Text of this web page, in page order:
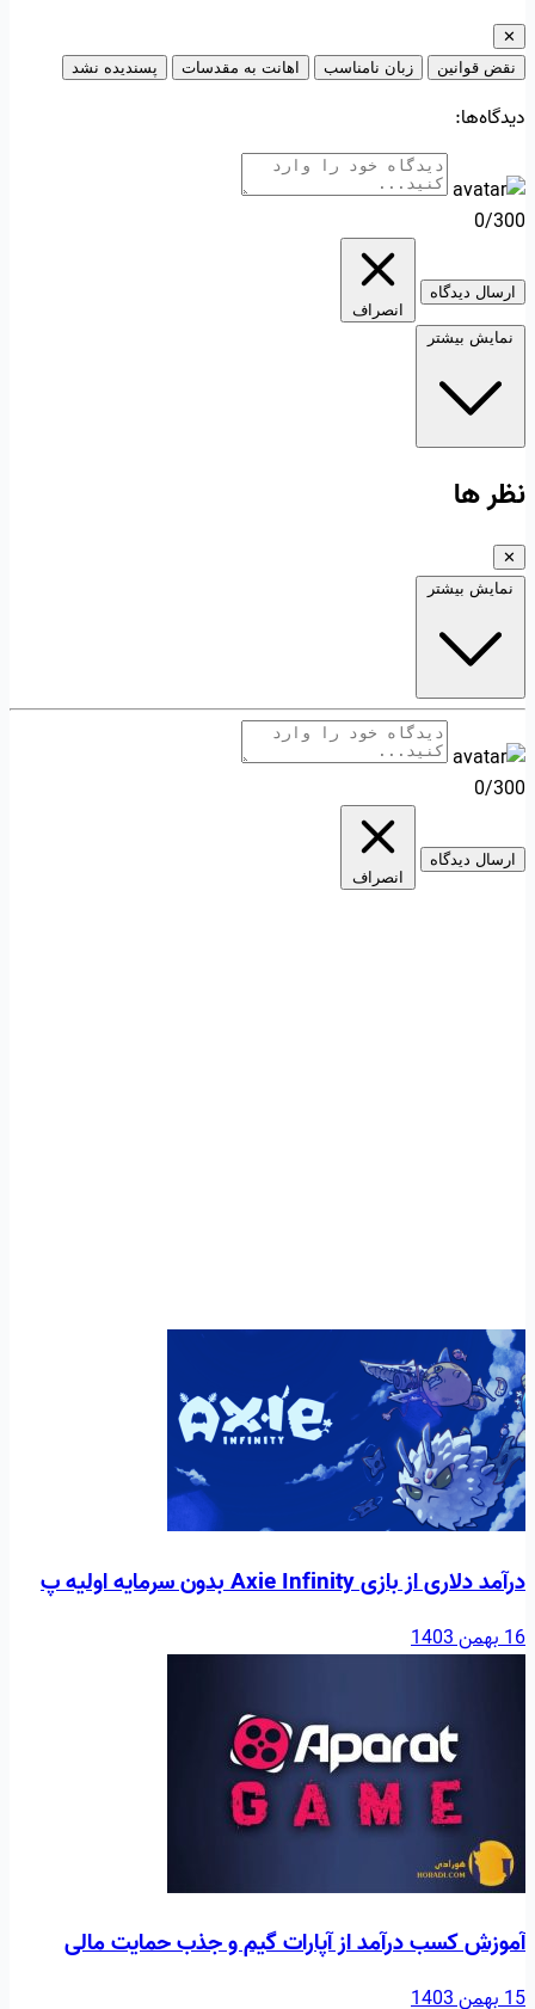
✕
نقض قوانین
زبان نامناسب اهانت به مقدسات پسندیده نشد
دیدگاه‌ها:
0/300
ارسال دیدگاه
انصراف
نمایش بیشتر
نظر ها
✕
نمایش بیشتر
0/300
ارسال دیدگاه
انصراف
درآمد دلاری از بازی Axie Infinity بدون سرمایه اولیه پ
16 بهمن 1403
آموزش کسب درآمد از آپارات گیم و جذب حمایت مالی
15 بهمن 1403